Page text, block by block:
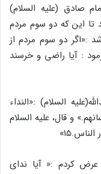
صادق (علیه السلام)
تا این که دو سوم مردم
دو سوم مردم از
: آیا راضی و خرسند
السلام) :«النداء
و قال، علیه السلام
عرض کردم :« آیا ندای